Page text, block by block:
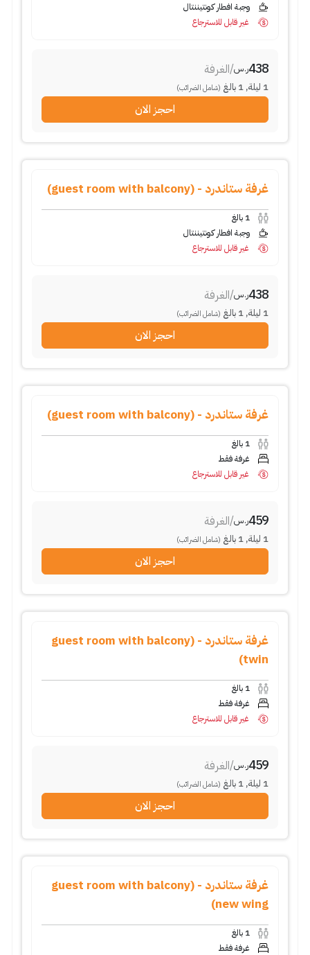
وجبة افطار كونتيننتال
غير قابل للاسترجاع
438ر.س/الغرفة
1 ليلة,
1 بالغ (شامل الضرائب)
احجز الان
غرفة ستاندرد - (guest room with balcony)
1 بالغ
وجبة افطار كونتيننتال
غير قابل للاسترجاع
438ر.س/الغرفة
1 ليلة,
1 بالغ (شامل الضرائب)
احجز الان
غرفة ستاندرد - (guest room with balcony)
1 بالغ
غرفة فقط
غير قابل للاسترجاع
459ر.س/الغرفة
1 ليلة,
1 بالغ (شامل الضرائب)
احجز الان
غرفة ستاندرد - (guest room with balcony
twin)
1 بالغ
غرفة فقط
غير قابل للاسترجاع
459ر.س/الغرفة
1 ليلة,
1 بالغ (شامل الضرائب)
احجز الان
غرفة ستاندرد - (guest room with balcony
new wing)
1 بالغ
غرفة فقط